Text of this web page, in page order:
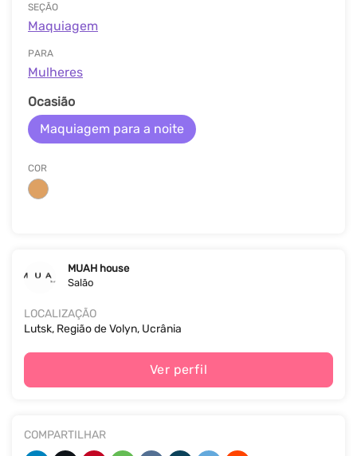
SEÇÃO
Maquiagem
PARA
Mulheres
Ocasião
Maquiagem para a noite
COR
MUAH house
Salão
LOCALIZAÇÃO
Lutsk, Região de Volyn, Ucrânia
Ver perfil
COMPARTILHAR